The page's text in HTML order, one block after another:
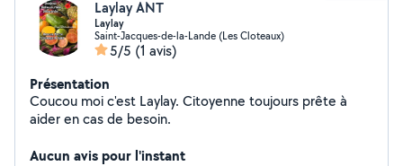
Laylay ANT
Laylay
Saint-Jacques-de-la-Lande (Les Cloteaux)
5/5 (1 avis)
Présentation
Coucou moi c'est Laylay. Citoyenne toujours prête à
aider en cas de besoin.
Aucun avis pour l'instant